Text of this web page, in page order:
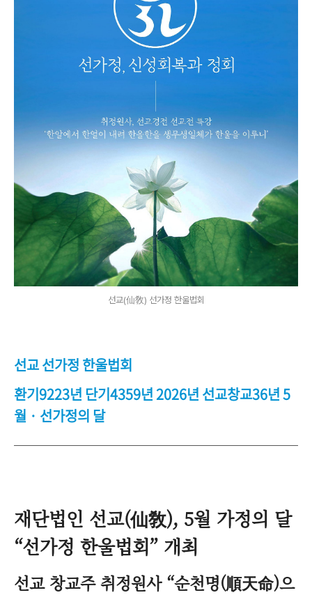
선교(仙敎) 선가정 한울법회
선교 선가정 한울법회
환기9223년 단기4359년 2026년 선교창교36년 5
월 · 선가정의 달
재단법인 선교(仙敎), 5월 가정의 달
“선가정 한울법회” 개최
선교 창교주 취정원사 “순천명(順天命)으